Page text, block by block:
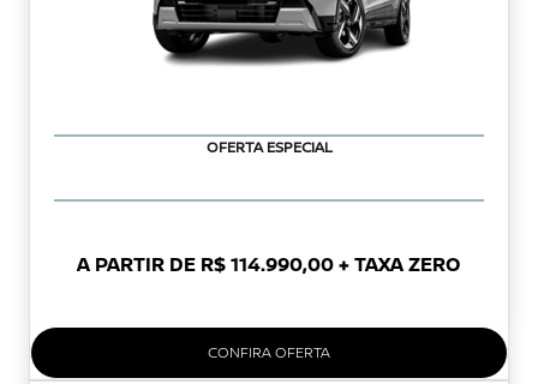
OFERTA ESPECIAL
A PARTIR DE R$ 114.990,00 + TAXA ZERO
CONFIRA OFERTA